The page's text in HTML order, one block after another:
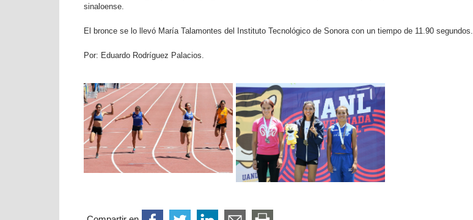
sinaloense.
El bronce se lo llevó María Talamontes del Instituto Tecnológico de Sonora con un tiempo de 11.90 segundos.
Por: Eduardo Rodríguez Palacios.